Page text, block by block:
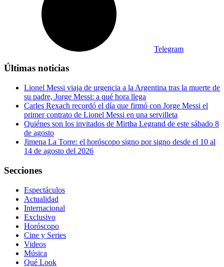
Telegram
Últimas noticias
Lionel Messi viaja de urgencia a la Argentina tras la muerte de
su padre, Jorge Messi: a qué hora llega
Carles Rexach recordó el día que firmó con Jorge Messi el
primer contrato de Lionel Messi en una servilleta
Quiénes son los invitados de Mirtha Legrand de este sábado 8
de agosto
Jimena La Torre: el horóscopo signo por signo desde el 10 al
14 de agosto del 2026
Secciones
Espectáculos
Actualidad
Internacional
Exclusivo
Horóscopo
Cine y Series
Videos
Música
Qué Look